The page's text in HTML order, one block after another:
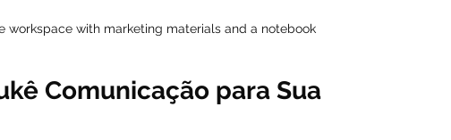
workspace with marketing materials and a notebook
Comunicação para Sua